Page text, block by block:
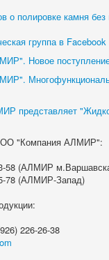
о полировке камня
группа в
Новое
представляет
"Компания АЛМИР":
58 (АЛМИР
78 (АЛМИР-Запад)
226-26-38